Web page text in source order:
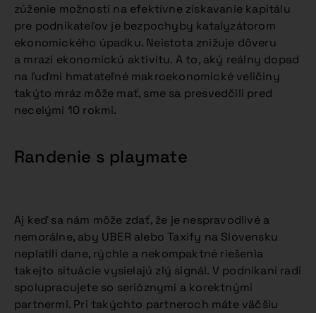
zúženie možností na efektívne získavanie kapitálu
pre podnikateľov je bezpochyby katalyzátorom
ekonomického úpadku. Neistota znižuje dôveru
a mrazí ekonomickú aktivitu. A to, aký reálny dopad
na ľuďmi hmatateľné makroekonomické veličiny
takýto mráz môže mať, sme sa presvedčili pred
necelými 10 rokmi.
Randenie s playmate
Aj keď sa nám môže zdať, že je nespravodlivé a
nemorálne, aby UBER alebo Taxify na Slovensku
neplatili dane, rýchle a nekompaktné riešenia
takejto situácie vysielajú zlý signál. V podnikaní radi
spolupracujete so serióznymi a korektnými
partnermi. Pri takýchto partneroch máte väčšiu